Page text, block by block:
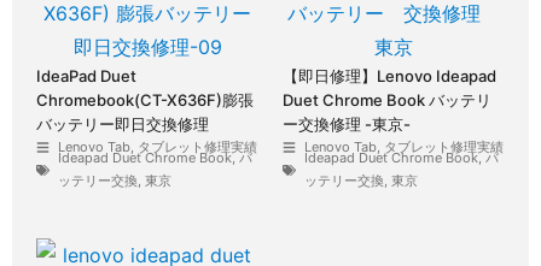
IdeaPad Duet
Chromebook(CT-X636F)膨張
バッテリー即日交換修理
Lenovo Tab, タブレット修理実績
Ideapad Duet Chrome Book, バ
ッテリー交換, 東京
【即日修理】Lenovo Ideapad
Duet Chrome Book バッテリ
ー交換修理 -東京-
Lenovo Tab, タブレット修理実績
Ideapad Duet Chrome Book, バ
ッテリー交換, 東京